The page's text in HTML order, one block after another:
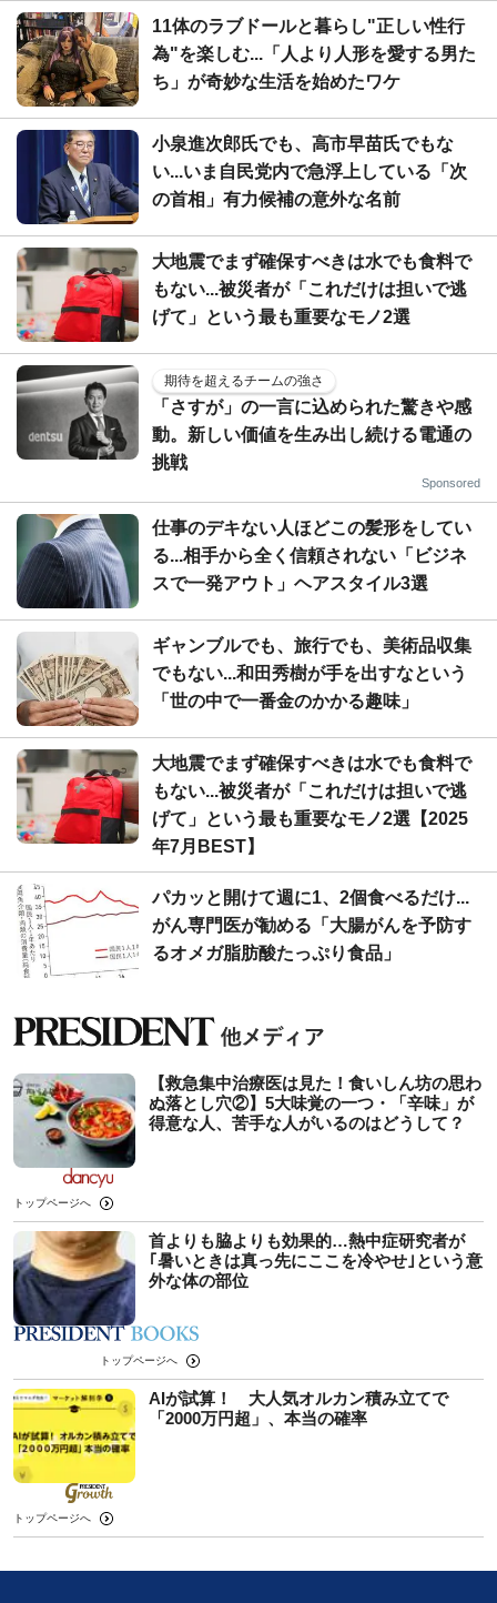
11体のラブドールと暮らし"正しい性行
為"を楽しむ...「人より人形を愛する男た
ち」が奇妙な生活を始めたワケ
小泉進次郎氏でも、高市早苗氏でもな
い...いま自民党内で急浮上している「次
の首相」有力候補の意外な名前
大地震でまず確保すべきは水でも食料で
もない...被災者が「これだけは担いで逃
げて」という最も重要なモノ2選
期待を超えるチームの強さ
「さすが」の一言に込められた驚きや感
動。新しい価値を生み出し続ける電通の
挑戦
Sponsored
仕事のデキない人ほどこの髪形をしてい
る...相手から全く信頼されない「ビジネ
スで一発アウト」ヘアスタイル3選
ギャンブルでも、旅行でも、美術品収集
でもない...和田秀樹が手を出すなという
「世の中で一番金のかかる趣味」
大地震でまず確保すべきは水でも食料で
もない...被災者が「これだけは担いで逃
げて」という最も重要なモノ2選【2025
年7月BEST】
パカッと開けて週に1、2個食べるだけ...
がん専門医が勧める「大腸がんを予防す
るオメガ脂肪酸たっぷり食品」
【救急集中治療医は見た！食いしん坊の思わ
ぬ落とし穴②】5大味覚の一つ・「辛味」が
得意な人、苦手な人がいるのはどうして？
トップページへ
首よりも脇よりも効果的…熱中症研究者が
｢暑いときは真っ先にここを冷やせ｣という意
外な体の部位
トップページへ
AIが試算！ 大人気オルカン積み立てで
「2000万円超」、本当の確率
トップページへ